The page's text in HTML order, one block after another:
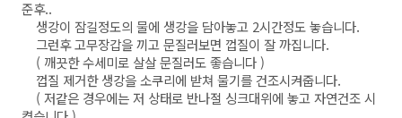
준후..
생강이 잠길정도의 물에 생강을 담아놓고 2시간정도 놓습니다.
그런후 고무장갑을 끼고 문질러보면 껍질이 잘 까집니다.
( 깨끗한 수세미로 살살 문질러도 좋습니다 )
껍질 제거한 생강을 소쿠리에 받쳐 물기를 건조시켜줍니다.
( 저같은 경우에는 저 상태로 반나절 싱크대위에 놓고 자연건조 시